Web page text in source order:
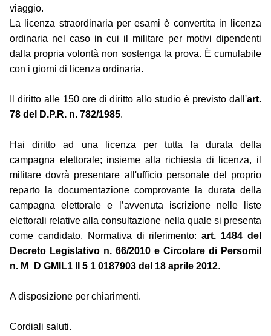
viaggio.
La licenza straordinaria per esami è convertita in licenza
ordinaria nel caso in cui il militare per motivi dipendenti
dalla propria volontà non sostenga la prova. È cumulabile
con i giorni di licenza ordinaria.
Il diritto alle 150 ore di diritto allo studio è previsto dall'art.
78 del D.P.R. n. 782/1985.
Hai diritto ad una licenza per tutta la durata della
campagna elettorale; insieme alla richiesta di licenza, il
militare dovrà presentare all'ufficio personale del proprio
reparto la documentazione comprovante la durata della
campagna elettorale e l’avvenuta iscrizione nelle liste
elettorali relative alla consultazione nella quale si presenta
come candidato. Normativa di riferimento: art. 1484 del
Decreto Legislativo n. 66/2010 e Circolare di Persomil
n. M_D GMIL1 II 5 1 0187903 del 18 aprile 2012.
A disposizione per chiarimenti.
Cordiali saluti.